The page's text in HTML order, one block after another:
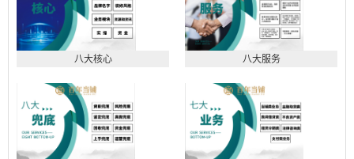
八大核心 八大服务